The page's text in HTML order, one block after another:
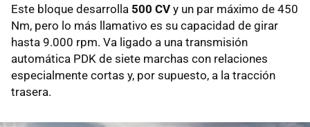
Este bloque desarrolla 500 CV y un par máximo de 450
Nm, pero lo más llamativo es su capacidad de girar
hasta 9.000 rpm. Va ligado a una transmisión
automática PDK de siete marchas con relaciones
especialmente cortas y, por supuesto, a la tracción
trasera.